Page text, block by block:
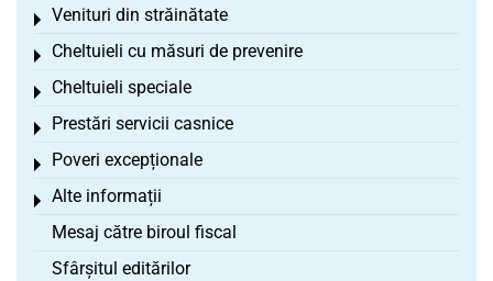
Venituri din străinătate
Toggle menu
Cheltuieli cu măsuri de prevenire
Toggle menu
Cheltuieli speciale
Toggle menu
Prestări servicii casnice
Toggle menu
Poveri excepționale
Toggle menu
Alte informații
Toggle menu
Mesaj către biroul fiscal
Sfârșitul editărilor